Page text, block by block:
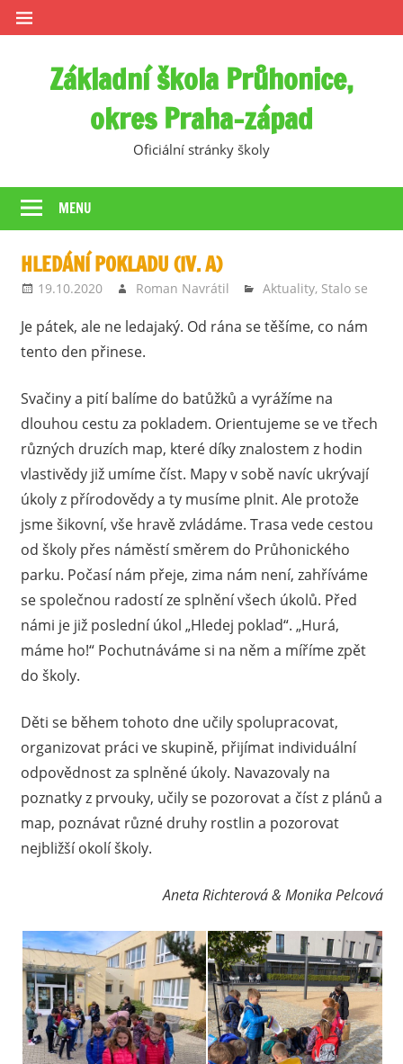
Skip
to
Základní škola Průhonice,
okres Praha-západ
Oficiální stránky školy
MENU
HLEDÁNÍ POKLADU (IV. A)
19.10.2020 Roman Navrátil Aktuality, Stalo se
Je pátek, ale ne ledajaký. Od rána se těšíme, co nám
tento den přinese.
Svačiny a pití balíme do batůžků a vyrážíme na
dlouhou cestu za pokladem. Orientujeme se ve třech
různých druzích map, které díky znalostem z hodin
vlastivědy již umíme číst. Mapy v sobě navíc ukrývají
úkoly z přírodovědy a ty musíme plnit. Ale protože
jsme šikovní, vše hravě zvládáme. Trasa vede cestou
od školy přes náměstí směrem do Průhonického
parku. Počasí nám přeje, zima nám není, zahříváme
se společnou radostí ze splnění všech úkolů. Před
námi je již poslední úkol „Hledej poklad“. „Hurá,
máme ho!“ Pochutnáváme si na něm a míříme zpět
do školy.
Děti se během tohoto dne učily spolupracovat,
organizovat práci ve skupině, přijímat individuální
odpovědnost za splněné úkoly. Navazovaly na
poznatky z prvouky, učily se pozorovat a číst z plánů a
map, poznávat různé druhy rostlin a pozorovat
nejbližší okolí školy.
Aneta Richterová & Monika Pelcová